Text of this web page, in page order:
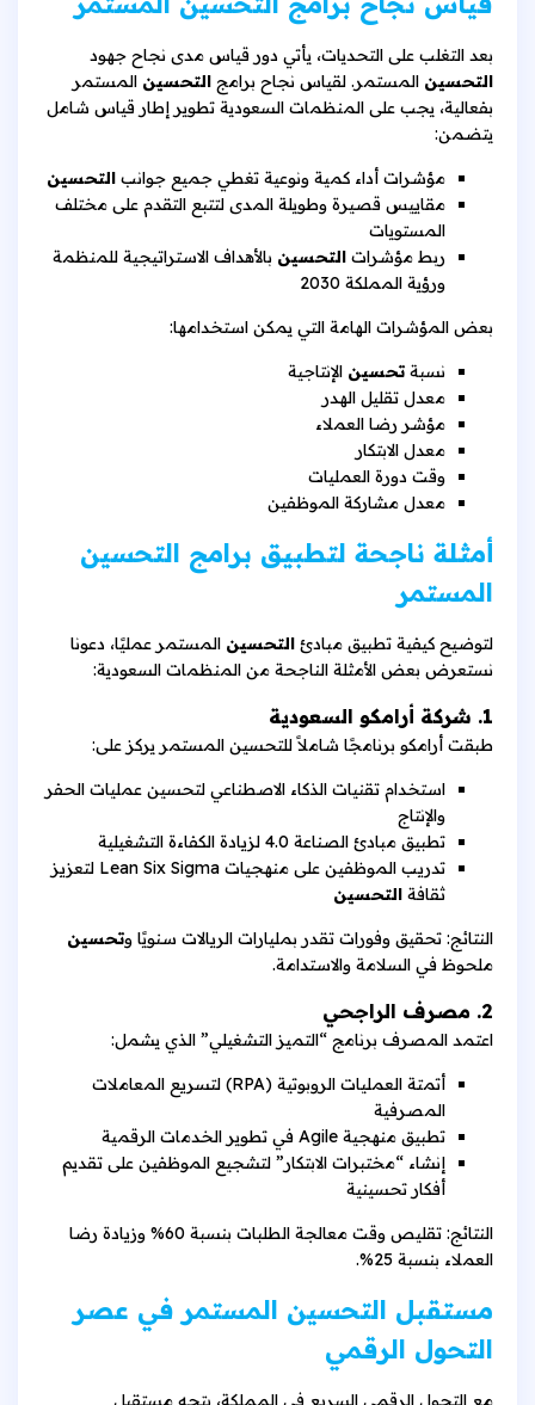
بعد التغلب على التحديات، يأتي دور قياس مدى نجاح جهود
التحسين المستمر. لقياس نجاح برامج التحسين المستمر
بفعالية، يجب على المنظمات السعودية تطوير إطار قياس شامل
يتضمن:
مؤشرات أداء كمية ونوعية تغطي جميع جوانب التحسين
مقاييس قصيرة وطويلة المدى لتتبع التقدم على مختلف
المستويات
ربط مؤشرات التحسين بالأهداف الاستراتيجية للمنظمة
ورؤية المملكة 2030
بعض المؤشرات الهامة التي يمكن استخدامها:
نسبة تحسين الإنتاجية
معدل تقليل الهدر
مؤشر رضا العملاء
معدل الابتكار
وقت دورة العمليات
معدل مشاركة الموظفين
أمثلة ناجحة لتطبيق برامج التحسين
المستمر
لتوضيح كيفية تطبيق مبادئ التحسين المستمر عمليًا، دعونا
نستعرض بعض الأمثلة الناجحة من المنظمات السعودية:
1. شركة أرامكو السعودية
طبقت أرامكو برنامجًا شاملاً للتحسين المستمر يركز على:
استخدام تقنيات الذكاء الاصطناعي لتحسين عمليات الحفر
والإنتاج
تطبيق مبادئ الصناعة 4.0 لزيادة الكفاءة التشغيلية
تدريب الموظفين على منهجيات Lean Six Sigma لتعزيز
ثقافة التحسين
النتائج: تحقيق وفورات تقدر بمليارات الريالات سنويًا وتحسين
ملحوظ في السلامة والاستدامة.
2. مصرف الراجحي
اعتمد المصرف برنامج “التميز التشغيلي” الذي يشمل:
أتمتة العمليات الروبوتية (RPA) لتسريع المعاملات
المصرفية
تطبيق منهجية Agile في تطوير الخدمات الرقمية
إنشاء “مختبرات الابتكار” لتشجيع الموظفين على تقديم
أفكار تحسينية
النتائج: تقليص وقت معالجة الطلبات بنسبة 60% وزيادة رضا
العملاء بنسبة 25%.
مستقبل التحسين المستمر في عصر
التحول الرقمي